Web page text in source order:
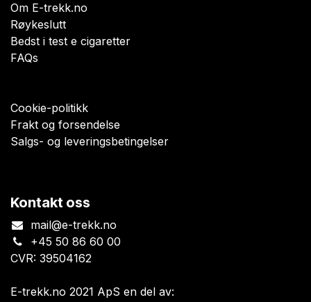
Om E-trekk.no
Røykeslutt
Bedst i test e cigaretter
FAQs
Cookie-politikk
Frakt og forsendelse
Salgs- og leveringsbetingelser
Kontakt oss
mail@e-trekk.no
+45 50 86 60 00
CVR: 39504162
E-trekk.no 2021 ApS en del av: